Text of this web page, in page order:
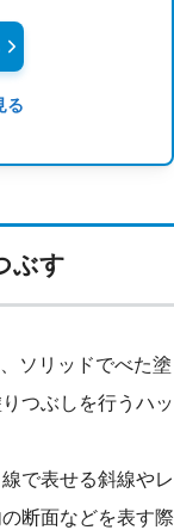
る
ぶす
ソリッドでべた塗
つぶしを行うハッ
で表せる斜線やレ
断面などを表す際